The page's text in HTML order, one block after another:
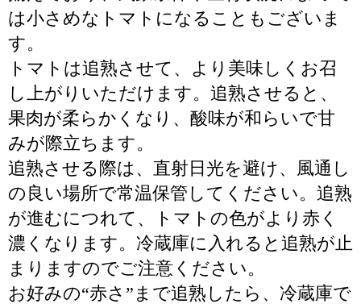
は小さめなトマトになることもございま
す。
トマトは追熟させて、より美味しくお召
し上がりいただけます。追熟させると、
果肉が柔らかくなり、酸味が和らいで甘
みが際立ちます。
追熟させる際は、直射日光を避け、風通し
の良い場所で常温保管してください。追熟
が進むにつれて、トマトの色がより赤く
濃くなります。冷蔵庫に入れると追熟が止
まりますのでご注意ください。
お好みの“赤さ”まで追熟したら、冷蔵庫で